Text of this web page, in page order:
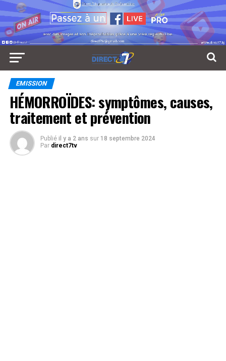
EMISSION
HÉMORROÏDES: symptômes, causes,
traitement et prévention
Publié il y a 2 ans sur 18 septembre 2024
Par direct7tv